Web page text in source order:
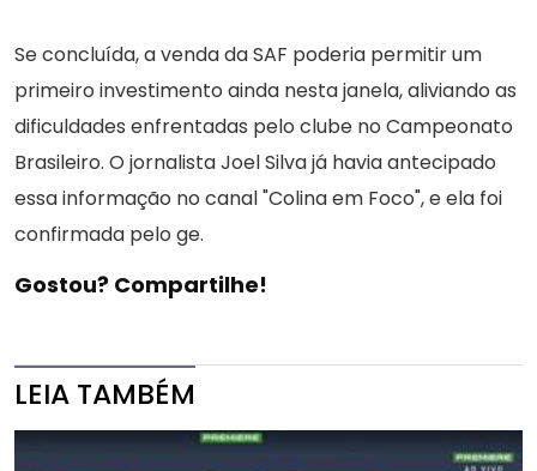
Se concluída, a venda da SAF poderia permitir um
primeiro investimento ainda nesta janela, aliviando as
dificuldades enfrentadas pelo clube no Campeonato
Brasileiro. O jornalista Joel Silva já havia antecipado
essa informação no canal "Colina em Foco", e ela foi
confirmada pelo ge.
Gostou? Compartilhe!
LEIA TAMBÉM